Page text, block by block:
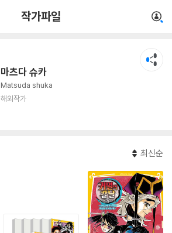
작가파일
마츠다 슈카
Matsuda shuka
해외작가
최신순